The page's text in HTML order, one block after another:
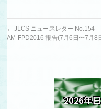
← JLCS ニュースレター No.154
AM-FPD2016 報告(7月6日〜7月8